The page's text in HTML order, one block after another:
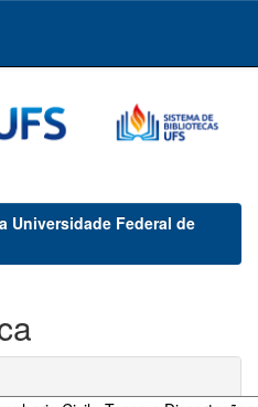
Universidade Federal de